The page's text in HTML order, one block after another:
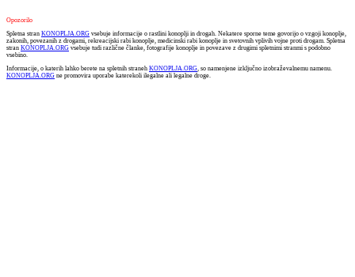
Opozorilo
Spletna stran KONOPLJA.ORG vsebuje informacije o rastlini konoplji in drogah. Nekatere sporne teme govorijo o vzgoji konoplje,
zakonih, povezanih z drogami, rekreacijski rabi konoplje, medicinski rabi konoplje in svetovnih vplivih vojne proti drogam. Spletna
stran KONOPLJA.ORG vsebuje tudi različne članke, fotografije konoplje in povezave z drugimi spletnimi stranmi s podobno
vsebino.
Informacije, o katerih lahko berete na spletnih straneh KONOPLJA.ORG, so namenjene izključno izobraževalnemu namenu.
KONOPLJA.ORG ne promovira uporabe katerekoli ilegalne ali legalne droge.